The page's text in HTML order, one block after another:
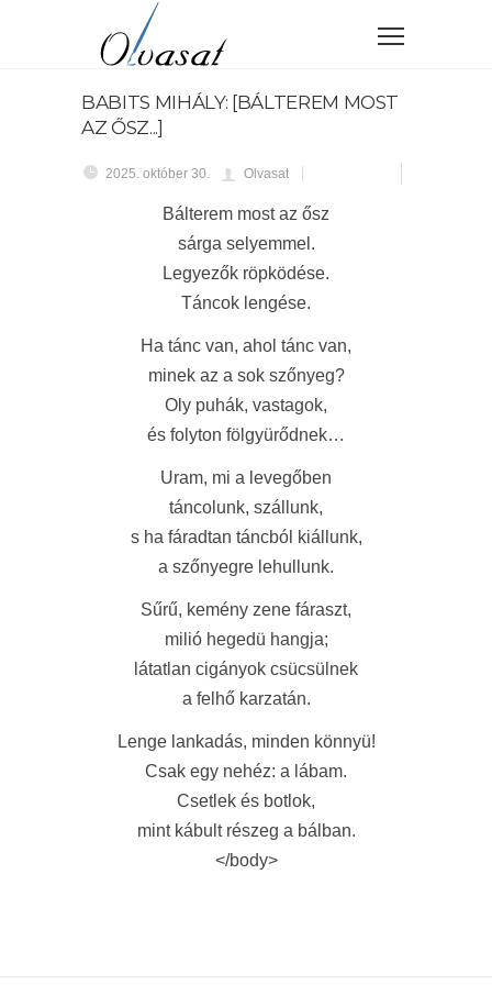
BABITS MIHÁLY: [BÁLTEREM MOST
AZ ŐSZ...]
2025. október 30. Olvasat
Bálterem most az ősz
sárga selyemmel.
Legyezők röpködése.
Táncok lengése.
Ha tánc van, ahol tánc van,
minek az a sok szőnyeg?
Oly puhák, vastagok,
és folyton fölgyürődnek…
Uram, mi a levegőben
táncolunk, szállunk,
s ha fáradtan táncból kiállunk,
a szőnyegre lehullunk.
Sűrű, kemény zene fáraszt,
milió hegedü hangja;
látatlan cigányok csücsülnek
a felhő karzatán.
Lenge lankadás, minden könnyü!
Csak egy nehéz: a lábam.
Csetlek és botlok,
mint kábult részeg a bálban.
</body>